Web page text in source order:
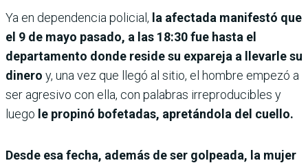
Ya en dependencia policial, la afectada manifestó que
el 9 de mayo pasado, a las 18:30 fue hasta el
departamento donde reside su expareja a llevarle su
dinero y, una vez que llegó al sitio, el hombre empezó a
ser agresivo con ella, con palabras irreproducibles y
luego le propinó bofetadas, apretándola del cuello.
Desde esa fecha, además de ser golpeada, la mujer